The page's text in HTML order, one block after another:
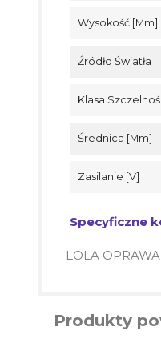
Wysokość [mm]
Źródło Światła
Klasa
Średnica [mm]
Zasilanie [V]
Specyficzne
LOLA
Produkty